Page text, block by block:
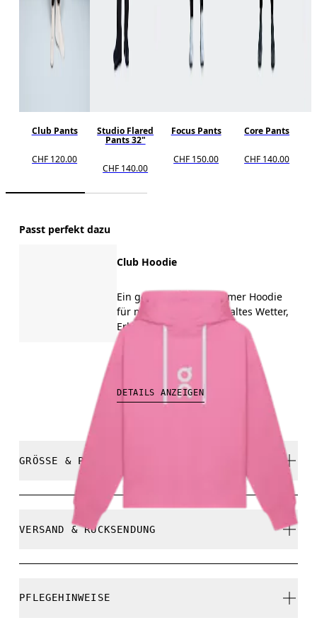
Club Pants
CHF 120.00
Studio Flared
Pants 32"
CHF 140.00
Focus Pants
CHF 150.00
Core Pants
CHF 140.00
Passt perfekt dazu
Club Hoodie
Ein gemütlicher, bequemer Hoodie
für nach dem TrainingKaltes Wetter,
Erholung, Reisen
DETAILS ANZEIGEN
GRÖSSE & PASSFORM
Relaxed. Fällt normal aus.
Astrid ist 174 cm gross und trägt Grösse S
VERSAND & RÜCKSENDUNG
Limited-Edition-Artikel, Sonderfarben oder Letzte-
PFLEGEHINWEISE